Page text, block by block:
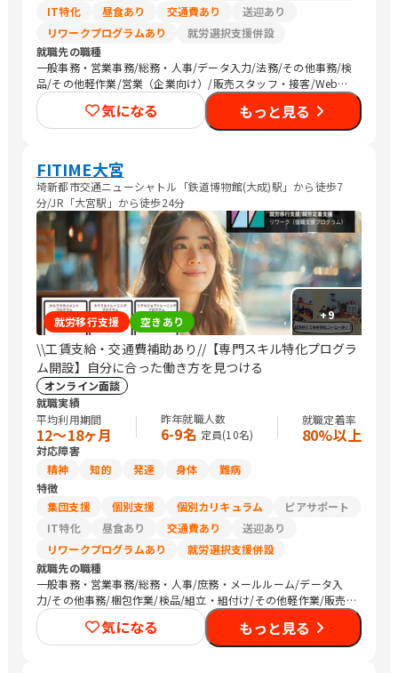
IT特化 昼食あり 交通費あり
送迎あり
リワークプログラムあり
就労選択支援併設
就職先の職種
一般事務・営業事務/総務・人事/データ入力/法務/その他事務/検
品/その他軽作業/営業（企業向け）/販売スタッフ・接客/Web制
作/デザイナー/清掃/農作業
気になる もっと見る
FITIME大宮
埼新都市交通ニューシャトル「鉄道博物館(大成)駅」から徒歩7
分/JR「大宮駅」から徒歩24分
+9
就労移行支援 空きあり
\\工賃支給・交通費補助あり//【専門スキル特化プログラ
ム開設】自分に合った働き方を見つける
オンライン面談
就職実績
平均利用期間
12〜18ヶ月
昨年就職人数
6-9名 定員(10名)
就職定着率
80%以上
対応障害
精神
知的 発達 身体
難病
特徴
集団支援
個別支援 個別カリキュラム
ピアサポート
IT特化
昼食あり 交通費あり
送迎あり
リワークプログラムあり
就労選択支援併設
就職先の職種
一般事務・営業事務/総務・人事/庶務・メールルーム/データ入
力/その他事務/梱包作業/検品/組立・組付け/その他軽作業/販売
スタッフ・接客/バックヤード・商品管理/生産・製造オペレーシ
ョン/CADオペレーター/その他専門職/農作業
気になる もっと見る